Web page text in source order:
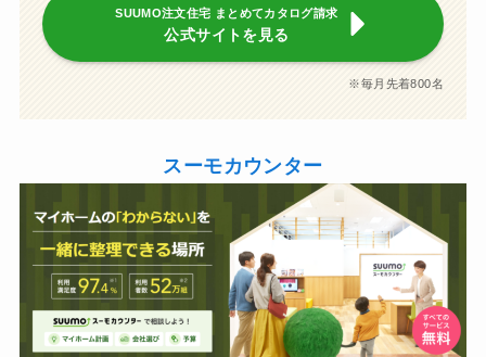
SUUMO注文住宅 まとめてカタログ請求
公式サイトを見る
※毎月先着800名
スーモカウンター